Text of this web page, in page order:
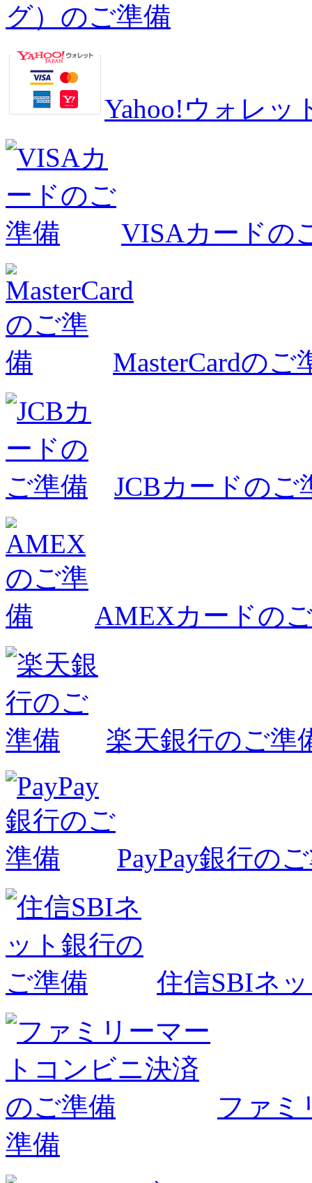
グ）のご準備
Yahoo!ウォレッ
VISAカードの
MasterCardのご
JCBカードのご
AMEXカードの
楽天銀行のご準
PayPay銀行の
住信SBIネ
ファミ
準備